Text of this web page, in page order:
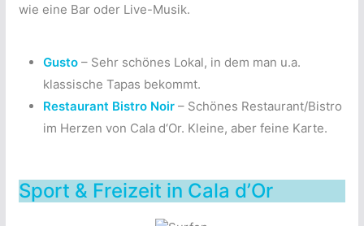
wie eine Bar oder Live-Musik.
Gusto– Sehr schönes Lokal, in dem man u.a.
klassische Tapas bekommt.
Restaurant Bistro Noir– Schönes Restaurant/Bistro
im Herzen von Cala d‘Or. Kleine, aber feine Karte.
Sport & Freizeit in Cala d’Or